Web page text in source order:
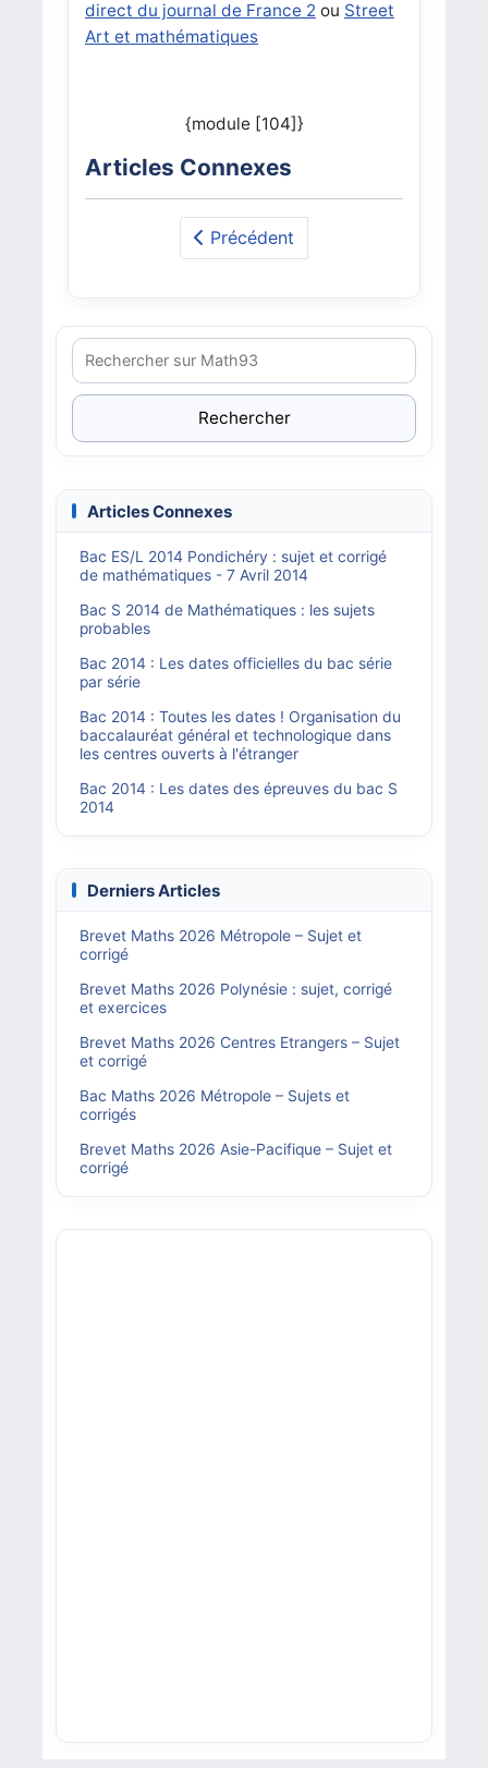
direct du journal de France 2ou Street
Art et mathématiques
{module [104]}
Articles Connexes
Précédent
Rechercher
Articles Connexes
Bac ES/L 2014 Pondichéry : sujet et corrigé
de mathématiques - 7 Avril 2014
Bac S 2014 de Mathématiques : les sujets
probables
Bac 2014 : Les dates officielles du bac série
par série
Bac 2014 : Toutes les dates ! Organisation du
baccalauréat général et technologique dans
les centres ouverts à l'étranger
Bac 2014 : Les dates des épreuves du bac S
2014
Derniers Articles
Brevet Maths 2026 Métropole – Sujet et
corrigé
Brevet Maths 2026 Polynésie : sujet, corrigé
et exercices
Brevet Maths 2026 Centres Etrangers – Sujet
et corrigé
Bac Maths 2026 Métropole – Sujets et
corrigés
Brevet Maths 2026 Asie-Pacifique – Sujet et
corrigé